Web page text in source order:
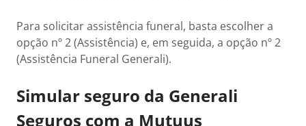
Para solicitar assistência funeral, basta escolher a
opção nº 2 (Assistência) e, em seguida, a opção nº 2
(Assistência Funeral Generali).
Simular seguro da Generali
Seguros com a Mutuus